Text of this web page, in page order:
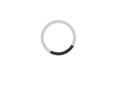
Loading...